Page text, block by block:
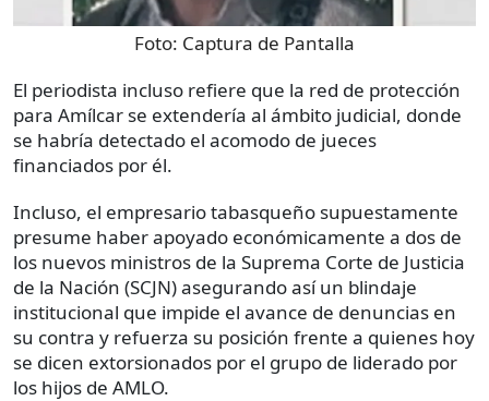
Foto: Captura de Pantalla
El periodista incluso refiere que la red de protección
para Amílcar se extendería al ámbito judicial, donde
se habría detectado el acomodo de jueces
financiados por él.
Incluso, el empresario tabasqueño supuestamente
presume haber apoyado económicamente a dos de
los nuevos ministros de la Suprema Corte de Justicia
de la Nación (SCJN) asegurando así un blindaje
institucional que impide el avance de denuncias en
su contra y refuerza su posición frente a quienes hoy
se dicen extorsionados por el grupo de liderado por
los hijos de AMLO.